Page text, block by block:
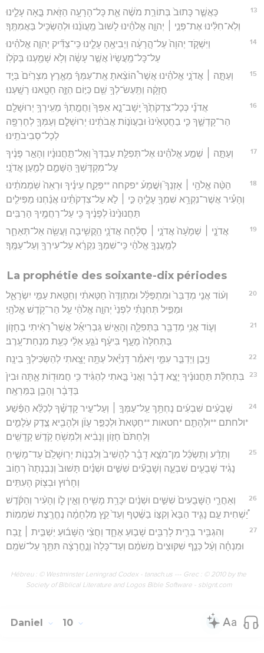
13
כַּאֲשֶׁ֤ר כָּתוּב֙ בְּתוֹרַ֣ת מֹשֶׁ֔ה אֵ֛ת כָּל־הָרָעָ֥ה הַזֹּ֖את בָּ֣אָה עָלֵ֑ינוּ
וְלֹֽא־חִלִּ֜ינוּ אֶת־פְּנֵ֣י ׀ יְהוָ֣ה אֱלֹהֵ֗ינוּ לָשׁוּב֙ מֵֽעֲוֺנֵ֔נוּ וּלְהַשְׂכִּ֖יל בַּאֲמִתֶּֽךָ׃
14
וַיִּשְׁקֹ֤ד יְהוָה֙ עַל־הָ֣רָעָ֔ה וַיְבִיאֶ֖הָ עָלֵ֑ינוּ כִּֽי־צַדִּ֞יק יְהוָ֣ה אֱלֹהֵ֗ינוּ
עַל־כָּל־מַֽעֲשָׂיו֙ אֲשֶׁ֣ר עָשָׂ֔ה וְלֹ֥א שָׁמַ֖עְנוּ בְּקֹלֽוֹ׃
15
וְעַתָּ֣ה ׀ אֲדֹנָ֣י אֱלֹהֵ֗ינוּ אֲשֶׁר֩ הוֹצֵ֨אתָ אֶֽת־עַמְּךָ֜ מֵאֶ֤רֶץ מִצְרַ֙יִם֙ בְּיָ֣ד
חֲזָקָ֔ה וַתַּֽעַשׂ־לְךָ֥ שֵׁ֖ם כַּיּ֣וֹם הַזֶּ֑ה חָטָ֖אנוּ רָשָֽׁעְנוּ׃
16
אֲדֹנָ֗י כְּכָל־צִדְקֹתֶ֙ךָ֙ יָֽשָׁב־נָ֤א אַפְּךָ֙ וַחֲמָ֣תְךָ֔ מֵעִֽירְךָ֥ יְרוּשָׁלִַ֖ם
הַר־קָדְשֶׁ֑ךָ כִּ֤י בַחֲטָאֵ֙ינוּ֙ וּבַעֲוֺנ֣וֹת אֲבֹתֵ֔ינוּ יְרוּשָׁלִַ֧ם וְעַמְּךָ֛ לְחֶרְפָּ֖ה
לְכָל־סְבִיבֹתֵֽינוּ׃
17
וְעַתָּ֣ה ׀ שְׁמַ֣ע אֱלֹהֵ֗ינוּ אֶל־תְּפִלַּ֤ת עַבְדְּךָ֙ וְאֶל־תַּ֣חֲנוּנָ֔יו וְהָאֵ֣ר פָּנֶ֔יךָ
עַל־מִקְדָּשְׁךָ֖ הַשָּׁמֵ֑ם לְמַ֖עַן אֲדֹנָֽי׃
18
הַטֵּ֨ה אֱלֹהַ֥י ׀ אָזְנְךָ֮ וּֽשֲׁמָע֒ *פקחה **פְּקַ֣ח עֵינֶ֗יךָ וּרְאֵה֙ שֹֽׁמְמֹתֵ֔ינוּ
וְהָעִ֕יר אֲשֶׁר־נִקְרָ֥א שִׁמְךָ֖ עָלֶ֑יהָ כִּ֣י ׀ לֹ֣א עַל־צִדְקֹתֵ֗ינוּ אֲנַ֨חְנוּ מַפִּילִ֤ים
תַּחֲנוּנֵ֙ינוּ֙ לְפָנֶ֔יךָ כִּ֖י עַל־רַחֲמֶ֥יךָ הָרַבִּֽים׃
19
אֲדֹנָ֤י ׀ שְׁמָ֙עָה֙ אֲדֹנָ֣י ׀ סְלָ֔חָה אֲדֹנָ֛י הַֽקֲשִׁ֥יבָה וַעֲשֵׂ֖ה אַל־תְּאַחַ֑ר
לְמַֽעֲנְךָ֣ אֱלֹהַ֔י כִּֽי־שִׁמְךָ֣ נִקְרָ֔א עַל־עִירְךָ֖ וְעַל־עַמֶּֽךָ׃
La prophétie des soixante-dix périodes
20
וְע֨וֹד אֲנִ֤י מְדַבֵּר֙ וּמִתְפַּלֵּ֔ל וּמִתְוַדֶּה֙ חַטָּאתִ֔י וְחַטַּ֖את עַמִּ֣י יִשְׂרָאֵ֑ל
וּמַפִּ֣יל תְּחִנָּתִ֗י לִפְנֵי֙ יְהוָ֣ה אֱלֹהַ֔י עַ֖ל הַר־קֹ֥דֶשׁ אֱלֹהָֽי׃
21
וְע֛וֹד אֲנִ֥י מְדַבֵּ֖ר בַּתְּפִלָּ֑ה וְהָאִ֣ישׁ גַּבְרִיאֵ֡ל אֲשֶׁר֩ רָאִ֨יתִי בֶחָז֤וֹן
בַּתְּחִלָּה֙ מֻעָ֣ף בִּיעָ֔ף נֹגֵ֣עַ אֵלַ֔י כְּעֵ֖ת מִנְחַת־עָֽרֶב׃
22 וַיָּ֖בֶן וַיְדַבֵּ֣ר עִמִּ֑י וַיֹּאמַ֕ר דָּנִיֵּ֕אל עַתָּ֥ה יָצָ֖אתִי לְהַשְׂכִּילְךָ֥ בִינָֽה׃
23
בִּתְחִלַּ֨ת תַּחֲנוּנֶ֜יךָ יָצָ֣א דָבָ֗ר וַאֲנִי֙ בָּ֣אתִי לְהַגִּ֔יד כִּ֥י חֲמוּד֖וֹת אָ֑תָּה וּבִין֙
בַּדָּבָ֔ר וְהָבֵ֖ן בַּמַּרְאֶֽה׃
24
שָׁבֻעִ֨ים שִׁבְעִ֜ים נֶחְתַּ֥ךְ עַֽל־עַמְּךָ֣ ׀ וְעַל־עִ֣יר קָדְשֶׁ֗ךָ לְכַלֵּ֨א הַפֶּ֜שַׁע
*ולחתם **וּלְהָתֵ֤ם *חטאות **חַטָּאת֙ וּלְכַפֵּ֣ר עָוֺ֔ן וּלְהָבִ֖יא צֶ֣דֶק עֹֽלָמִ֑ים
וְלַחְתֹּם֙ חָז֣וֹן וְנָבִ֔יא וְלִמְשֹׁ֖חַ קֹ֥דֶשׁ קָֽדָשִֽׁים׃
25
וְתֵדַ֨ע וְתַשְׂכֵּ֜ל מִן־מֹצָ֣א דָבָ֗ר לְהָשִׁיב֙ וְלִבְנ֤וֹת יְרֽוּשָׁלִַ֙ם֙ עַד־מָשִׁ֣יחַ
נָגִ֔יד שָׁבֻעִ֖ים שִׁבְעָ֑ה וְשָׁבֻעִ֞ים שִׁשִּׁ֣ים וּשְׁנַ֗יִם תָּשׁוּב֙ וְנִבְנְתָה֙ רְח֣וֹב
וְחָר֔וּץ וּבְצ֖וֹק הָעִתִּֽים׃
26
וְאַחֲרֵ֤י הַשָּׁבֻעִים֙ שִׁשִּׁ֣ים וּשְׁנַ֔יִם יִכָּרֵ֥ת מָשִׁ֖יחַ וְאֵ֣ין ל֑וֹ וְהָעִ֨יר וְהַקֹּ֜דֶשׁ
יַ֠שְׁחִית עַ֣ם נָגִ֤יד הַבָּא֙ וְקִצּ֣וֹ בַשֶּׁ֔טֶף וְעַד֙ קֵ֣ץ מִלְחָמָ֔ה נֶחֱרֶ֖צֶת שֹׁמֵמֽוֹת׃
27
וְהִגְבִּ֥יר בְּרִ֛ית לָרַבִּ֖ים שָׁב֣וּעַ אֶחָ֑ד וַחֲצִ֨י הַשָּׁב֜וּעַ יַשְׁבִּ֣ית ׀ זֶ֣בַח
וּמִנְחָ֗ה וְעַ֨ל כְּנַ֤ף שִׁקּוּצִים֙ מְשֹׁמֵ֔ם וְעַד־כָּלָה֙ וְנֶ֣חֱרָצָ֔ה תִּתַּ֖ךְ עַל־שֹׁמֵֽם׃
Hébreu : © Westminster Leningrad Codex - tanach.us --- Grec : © 2010 by the
Society of Biblical Literature and Logos Bible Software - sblgnt.com
Daniel 10